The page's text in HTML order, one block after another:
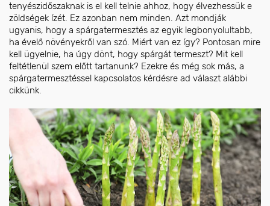
tenyészidőszaknak is el kell telnie ahhoz, hogy élvezhessük e
zöldségek ízét. Ez azonban nem minden. Azt mondják
ugyanis, hogy a spárgatermesztés az egyik legbonyolultabb,
ha évelő növényekről van szó. Miért van ez így? Pontosan mire
kell ügyelnie, ha úgy dönt, hogy spárgát termeszt? Mit kell
feltétlenül szem előtt tartanunk? Ezekre és még sok más, a
spárgatermesztéssel kapcsolatos kérdésre ad választ alábbi
cikkünk.